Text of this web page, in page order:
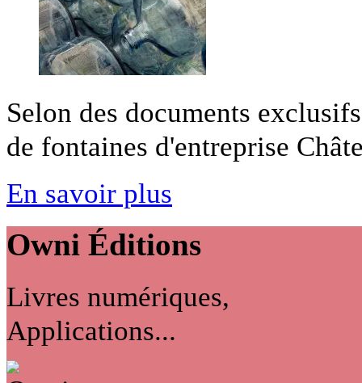
Selon des documents
de fontaines d'entreprise
En savoir plus
Owni Éditions
Livres numériques,
Applications...